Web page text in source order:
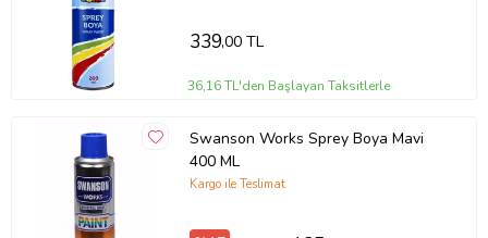
339,00 TL
36,16 TL'den Başlayan Taksitlerle
Swanson Works Sprey Boya Mavi
400 ML
Kargo ile Teslimat